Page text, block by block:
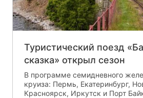
Туристический поезд
сказка» открыл сезон
В программе семидневного
круиза: Пермь, Екатеринбург,
Красноярск, Иркутск и Порт